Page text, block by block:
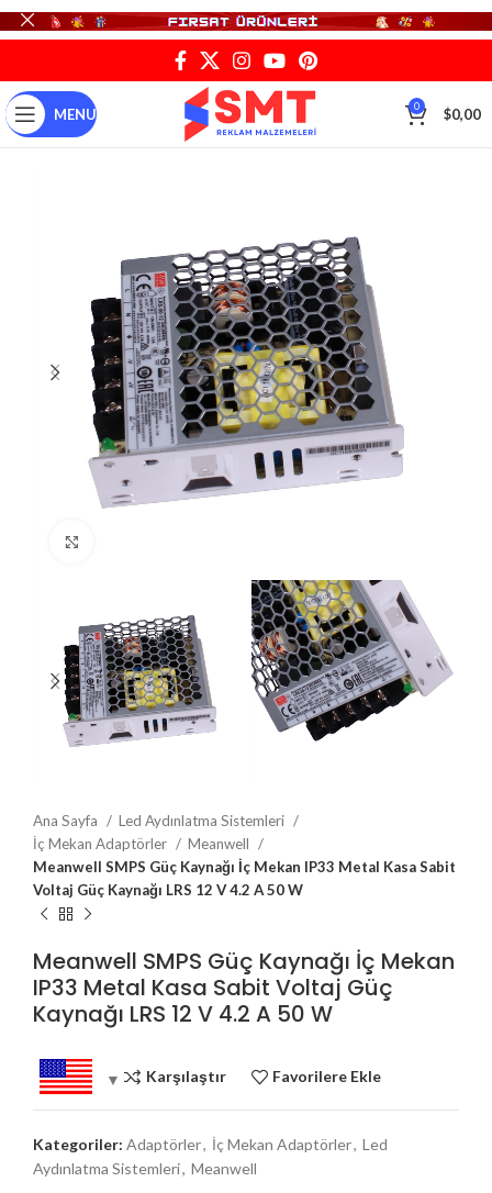
MENU 0 $0,00
Ana Sayfa
Led Aydınlatma Sistemleri
İç Mekan Adaptörler
Meanwell
Meanwell SMPS Güç Kaynağı İç Mekan IP33 Metal Kasa Sabit
Voltaj Güç Kaynağı LRS 12 V 4.2 A 50 W
Meanwell SMPS Güç Kaynağı İç Mekan
IP33 Metal Kasa Sabit Voltaj Güç
Kaynağı LRS 12 V 4.2 A 50 W
Karşılaştır Favorilere Ekle
Kategoriler: Adaptörler, İç Mekan Adaptörler, Led
Aydınlatma Sistemleri, Meanwell